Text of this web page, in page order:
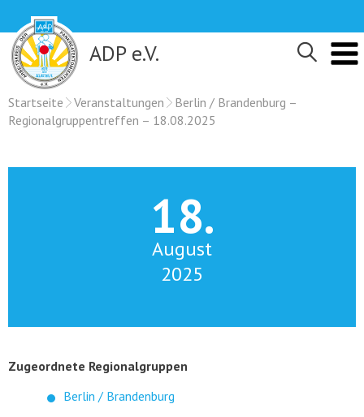
content
ADP e.V.
Startseite Veranstaltungen
Berlin / Brandenburg –
Regionalgruppentreffen – 18.08.2025
18.
August
2025
Zugeordnete Regionalgruppen
Berlin / Brandenburg